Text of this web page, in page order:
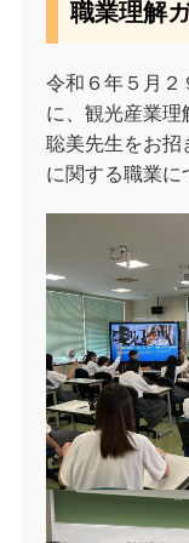
職業理解
令和６年５月
に、観光産業理
聡美先生をお招
に関する職業に